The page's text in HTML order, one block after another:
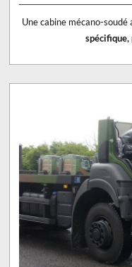
Une cabine mécano-
spécifique,